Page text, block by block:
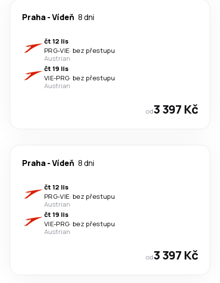
Praha-Vídeň 8 dni
čt 12 lis
PRG-VIE· bez přestupu
Austrian
čt 19 lis
VIE-PRG· bez přestupu
Austrian
od3 397 Kč
Praha-Vídeň 8 dni
čt 12 lis
PRG-VIE· bez přestupu
Austrian
čt 19 lis
VIE-PRG· bez přestupu
Austrian
od3 397 Kč